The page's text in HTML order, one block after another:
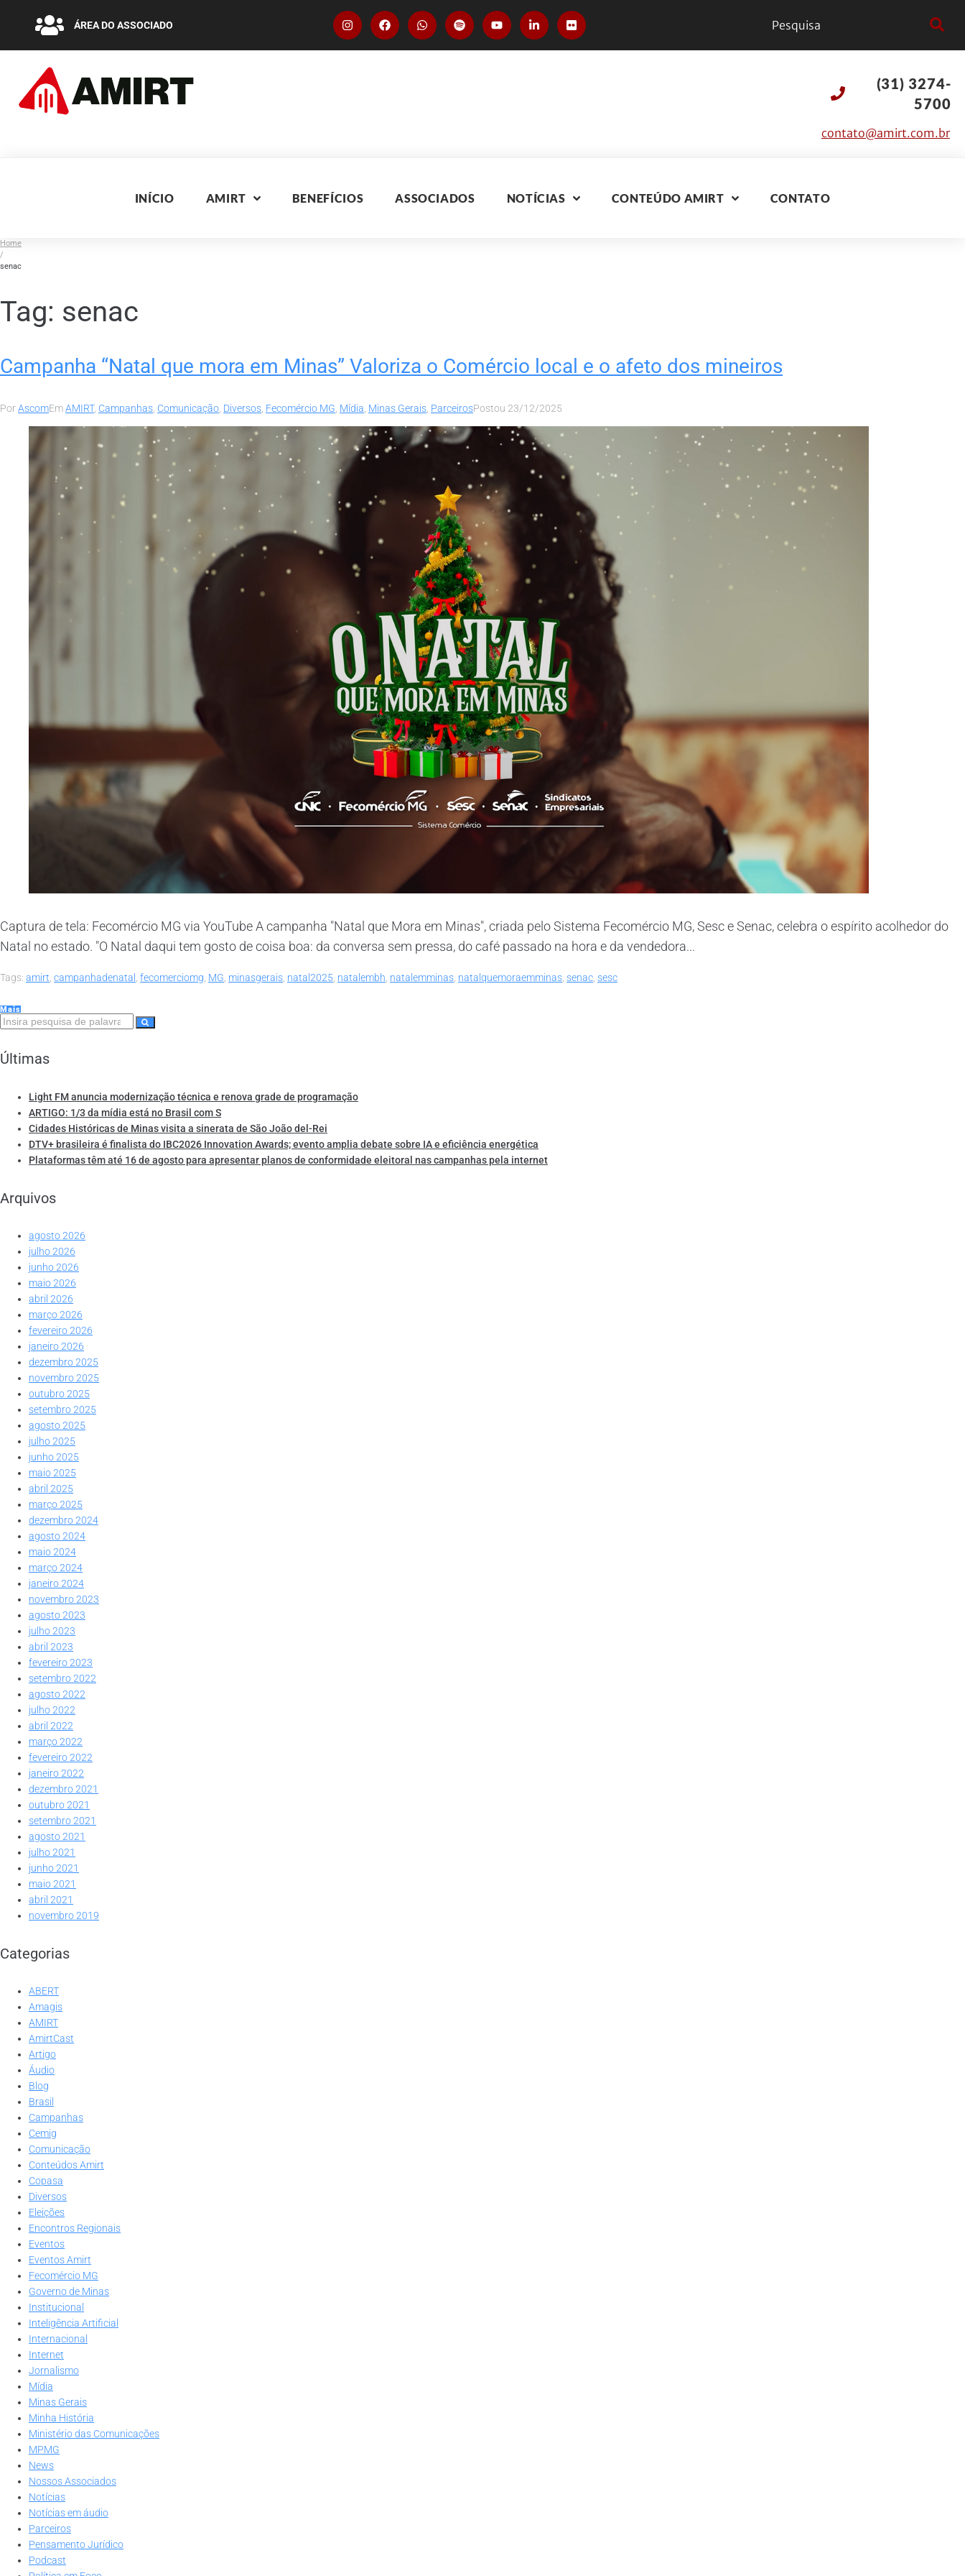
ÁREA DO ASSOCIADO
(31) 3274-
5700
contato@amirt.com.br
INÍCIO AMIRT BENEFÍCIOS ASSOCIADOS NOTÍCIAS CONTEÚDO AMIRT CONTATO
Home
/
senac
Tag: senac
Campanha “Natal que mora em Minas” Valoriza o Comércio local e o afeto dos mineiros
PorAscomEmAMIRT, Campanhas Comunicação Diversos Fecomércio MG Mídia Minas Gerais ParceirosPostou 23/12/2025
Captura de tela: Fecomércio MG via YouTube A campanha "Natal que Mora em Minas", criada pelo Sistema Fecomércio MG, Sesc e Senac, celebra o espírito acolhedor do
Natal no estado. "O Natal daqui tem gosto de coisa boa: da conversa sem pressa, do café passado na hora e da vendedora...
Tags: amirt campanhadenatal fecomerciomg MG minasgerais natal2025 natalembh natalemminas natalquemoraemminas senac sesc
Mais
Últimas
Light FM anuncia modernização técnica e renova grade de programação
ARTIGO: 1/3 da mídia está no Brasil com S
Cidades Históricas de Minas visita a sinerata de São João del-Rei
DTV+ brasileira é finalista do IBC2026 Innovation Awards; evento amplia debate sobre IA e eficiência energética
Plataformas têm até 16 de agosto para apresentar planos de conformidade eleitoral nas campanhas pela internet
Arquivos
agosto 2026
julho 2026
junho 2026
maio 2026
abril 2026
março 2026
fevereiro 2026
janeiro 2026
dezembro 2025
novembro 2025
outubro 2025
setembro 2025
agosto 2025
julho 2025
junho 2025
maio 2025
abril 2025
março 2025
dezembro 2024
agosto 2024
maio 2024
março 2024
janeiro 2024
novembro 2023
agosto 2023
julho 2023
abril 2023
fevereiro 2023
setembro 2022
agosto 2022
julho 2022
abril 2022
março 2022
fevereiro 2022
janeiro 2022
dezembro 2021
outubro 2021
setembro 2021
agosto 2021
julho 2021
junho 2021
maio 2021
abril 2021
novembro 2019
Categorias
ABERT
Amagis
AMIRT
AmirtCast
Artigo
Áudio
Blog
Brasil
Campanhas
Cemig
Comunicação
Conteúdos Amirt
Copasa
Diversos
Eleições
Encontros Regionais
Eventos
Eventos Amirt
Fecomércio MG
Governo de Minas
Institucional
Inteligência Artificial
Internacional
Internet
Jornalismo
Mídia
Minas Gerais
Minha História
Ministério das Comunicações
MPMG
News
Nossos Associados
Notícias
Notícias em áudio
Parceiros
Pensamento Jurídico
Podcast